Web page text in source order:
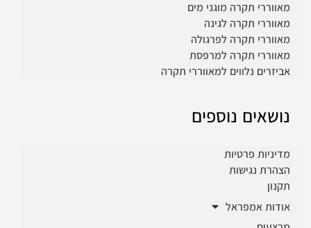
מאווררי תקרה מוגני מים
מאווררי תקרה לגינה
מאווררי תקרה לפרגולה
מאווררי תקרה למרפסת
אביזרים נלווים למאווררי תקרה
נושאים נוספים
מדיניות פרטיות
הצהרת נגישות
תקנון
אודות אמפראל